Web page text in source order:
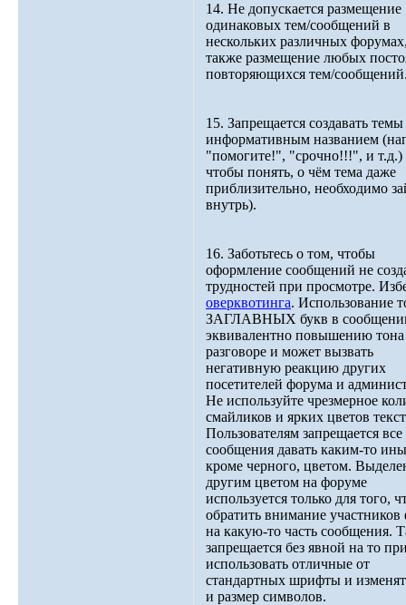
14. Не допускается размещение
одинаковых тем/сообщений в
нескольких различных
также размещение любых
повторяющихся тем/
15. Запрещается создавать
информативным названием
"помогите!", "срочно!!!", и т.д.)
чтобы понять, о чём тема даже
приблизительно, необходимо
внутрь).
16. Заботьтесь о том, чтобы
оформление сообщений не
трудностей при просмотре.
оверквотинга. Использование
ЗАГЛАВНЫХ букв в
эквивалентно повышению
разговоре и может вызвать
негативную реакцию других
посетителей форума и
Не используйте чрезмерное
смайликов и ярких цветов
Пользователям запрещается
сообщения давать каким-то
кроме черного, цветом.
другим цветом на форуме
используется только для того,
обратить внимание
на какую-то часть сообщения.
запрещается без явной на то
использовать отличные от
стандартных шрифты и
и размер символов.